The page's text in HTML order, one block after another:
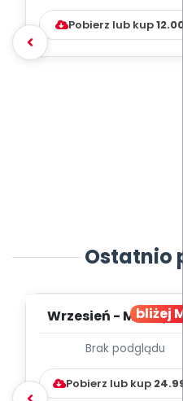
Pobierz lub kup
Ostatnio
bliżej
Wrzesień -
WYCHOWAWCZO –
DYDAKTYC...
Brak podglądu
Pobierz lub kup